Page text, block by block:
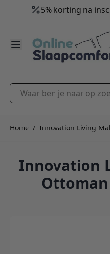
5% korting na
Waar ben je naar op zoek?
Home / Innovation Living
Innovation
Ottoman